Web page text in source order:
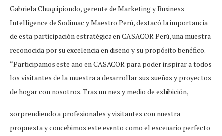
Gabriela Chuquipiondo, gerente de Marketing y Business
Intelligence de Sodimac y Maestro Perú, destacó la importancia
de esta participación estratégica en CASACOR Perú, una muestra
reconocida por su excelencia en diseño y su propósito benéfico.
“Participamos este año en CASACOR para poder inspirar a todos
los visitantes de la muestra a desarrollar sus sueños y proyectos
de hogar con nosotros. Tras un mes y medio de exhibición,
sorprendiendo a profesionales y visitantes con nuestra
propuesta y concebimos este evento como el escenario perfecto